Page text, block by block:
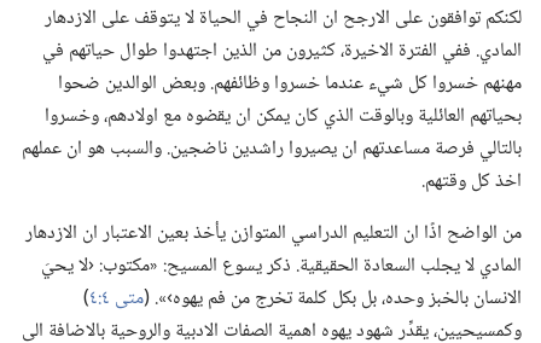
لكنكم توافقون على الارجح ان النجاح في الحياة لا يتوقف على الازدهار
المادي.‏ ففي الفترة الاخيرة،‏ كثيرون من الذين اجتهدوا طوال حياتهم في
مهنهم خسروا كل شيء عندما خسروا وظائفهم.‏ وبعض الوالدين ضحوا
بحياتهم العائلية وبالوقت الذي كان يمكن ان يقضوه مع اولادهم،‏ وخسروا
بالتالي فرصة مساعدتهم ان يصيروا راشدين ناضجين.‏ والسبب هو ان عملهم
اخذ كل وقتهم.‏
من الواضح اذًا ان التعليم الدراسي المتوازن يأخذ بعين الاعتبار ان الازدهار
المادي لا يجلب السعادة الحقيقية.‏ ذكر يسوع المسيح:‏ «مكتوب:‏ ‹لا يحيَ
الانسان بالخبز وحده،‏ بل بكل كلمة تخرج من فم يهوه›».‏ (‏متى ٤:‏٤
‏)‏
وكمسيحيين،‏ يقدِّر شهود يهوه اهمية الصفات الادبية والروحية بالاضافة الى